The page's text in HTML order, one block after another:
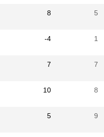
8 5
-4 1
7 7
10 8
5 9